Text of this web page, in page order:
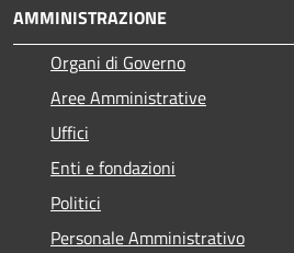
AMMINISTRAZIONE
Organi di Governo
Aree Amministrative
Uffici
Enti e fondazioni
Politici
Personale Amministrativo